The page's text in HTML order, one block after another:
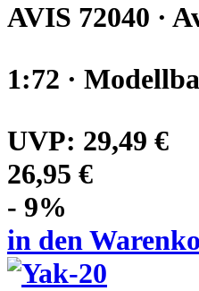
AVIS 72040 ·
1:72 ·
UVP: 29,49 €
26,95 €
- 9%
in den